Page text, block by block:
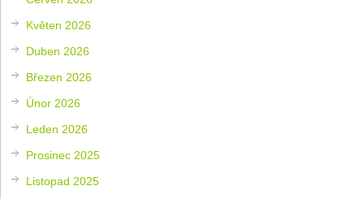
Květen 2026
Duben 2026
Březen 2026
Únor 2026
Leden 2026
Prosinec 2025
Listopad 2025